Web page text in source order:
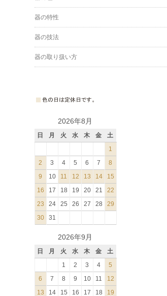
器の特性
器の技法
器の取り扱い方
2026年8月
日 月 火 水 木 金
土
1
2
3 4 5 6 7
8
9
10 11 12 13 14
15
16
17 18 19 20 21
22
23
24 25 26 27 28
29
30
31
2026年9月
日 月 火 水 木 金
土
1
2 3 4
5
6
7 8 9 10 11
12
13
14 15 16 17 18 19